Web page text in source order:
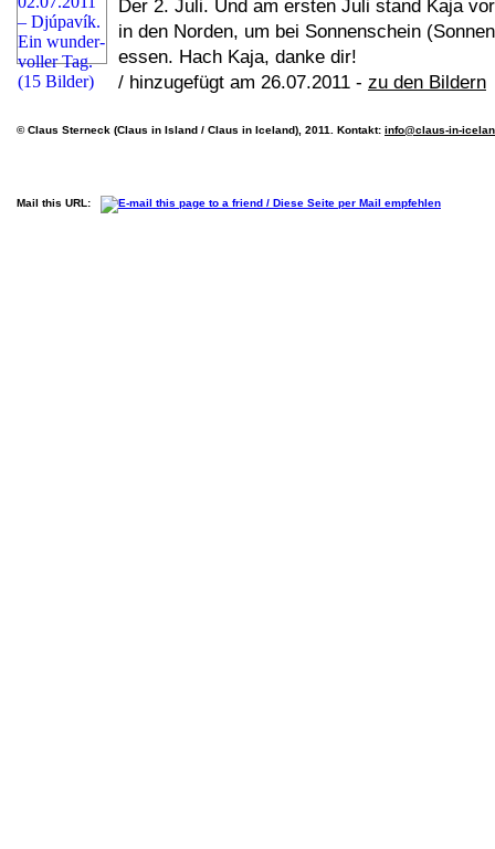
Der 2. Juli. Und am ersten Juli stand Kaja
in den Norden, um bei Sonnenschein
essen. Hach Kaja, danke dir!
/ hinzugefügt am 26.07.2011 - zu den Bildern
© Claus Sterneck (Claus in Island / Claus in Iceland), 2011. Kontakt: info@claus-in-
Mail this URL: